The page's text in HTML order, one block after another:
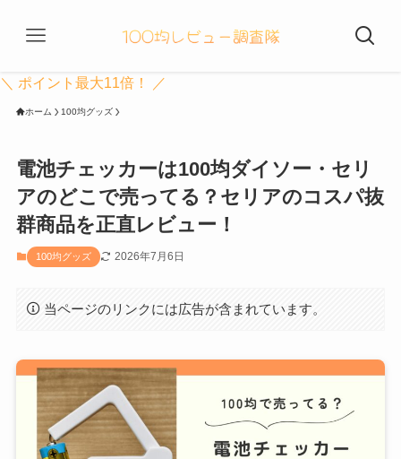
＼ ポイント最大11倍！ ／
ホーム 100均グッズ
電池チェッカーは100均ダイソー・セリ
アのどこで売ってる？セリアのコスパ抜
群商品を正直レビュー！
100均グッズ 2026年7月6日
当ページのリンクには広告が含まれています。